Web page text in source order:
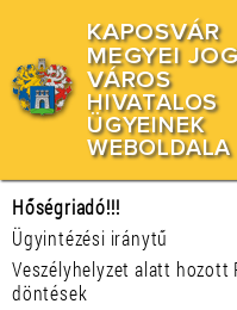
KAPOSVÁR
MEGYEI
VÁROS
HIVATALOS
ÜGYEINEK
WEBOLDALA
Hőségriadó!!!
Ügyintézési iránytű
Veszélyhelyzet alatt hozott
döntések